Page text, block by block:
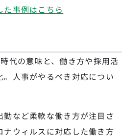
事例はこちら
代の意味と、働き方や採用活
人事がやるべき対応につい
など柔軟な働き方が注目さ
ウィルスに対応した働き方